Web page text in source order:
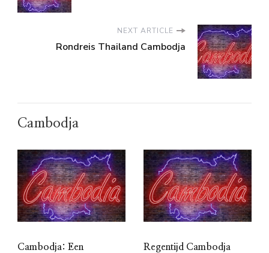
NEXT ARTICLE
Rondreis Thailand Cambodja
Cambodja
Cambodja: Een
Regentijd Cambodja